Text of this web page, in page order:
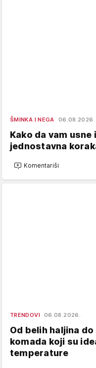
ŠMINKA I NEGA 06.08.2026.
Kako da vam
jednostavna
Komentariši
TRENDOVI 06.08.2026.
Od belih haljina
komada koji su
temperature